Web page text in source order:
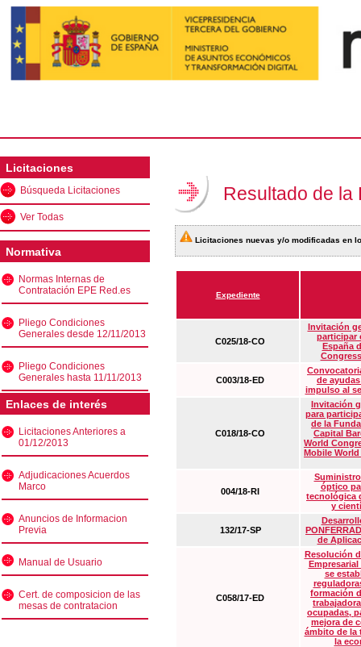
Licitaciones
Búsqueda Licitaciones
Ver Todas
Normativa
Normas Internas de
Contratación EPE Red.es
Pliego Condiciones
Generales desde 12/11/2013
Pliego Condiciones
Generales hasta 11/11/2013
Enlaces de interés
Licitaciones Anteriores a
01/12/2013
Adjudicaciones Acuerdos
Marco
Anuncios de Informacion
Previa
Manual de Usuario
Cert. de composicion de las
mesas de contratacion
Resultado de la
Licitaciones nuevas y/o modificadas en
Expediente
C025/18-CO
Invitación
participar
España
C003/18-ED
de
impulso al
C018/18-CO
Invitación
para
de la
Capital
World
Mobile
004/18-RI
óptico
tecnológica
y
132/17-SP
de
C058/17-ED
Resolución
Empresarial
se
formación
ocupadas,
mejora de
ámbito de la
la